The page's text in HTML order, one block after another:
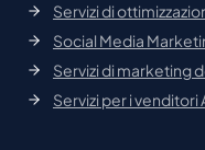
Servizi di
Social Media
Servizi di marketing
Servizi per i venditori